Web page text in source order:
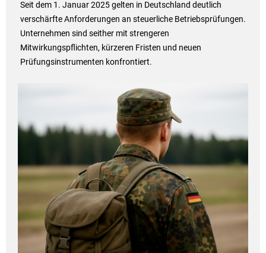
Seit dem 1. Januar 2025 gelten in Deutschland deutlich
verschärfte Anforderungen an steuerliche Betriebsprüfungen.
Unternehmen sind seither mit strengeren
Mitwirkungspflichten, kürzeren Fristen und neuen
Prüfungsinstrumenten konfrontiert.